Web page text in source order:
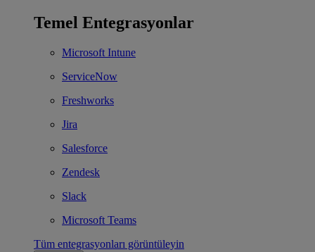
Temel Entegrasyonlar
Microsoft Intune
ServiceNow
Freshworks
Jira
Salesforce
Zendesk
Slack
Microsoft Teams
Tüm entegrasyonları görüntüleyin